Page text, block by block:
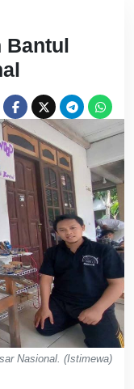
Bantul
Nasional. (Istimewa)